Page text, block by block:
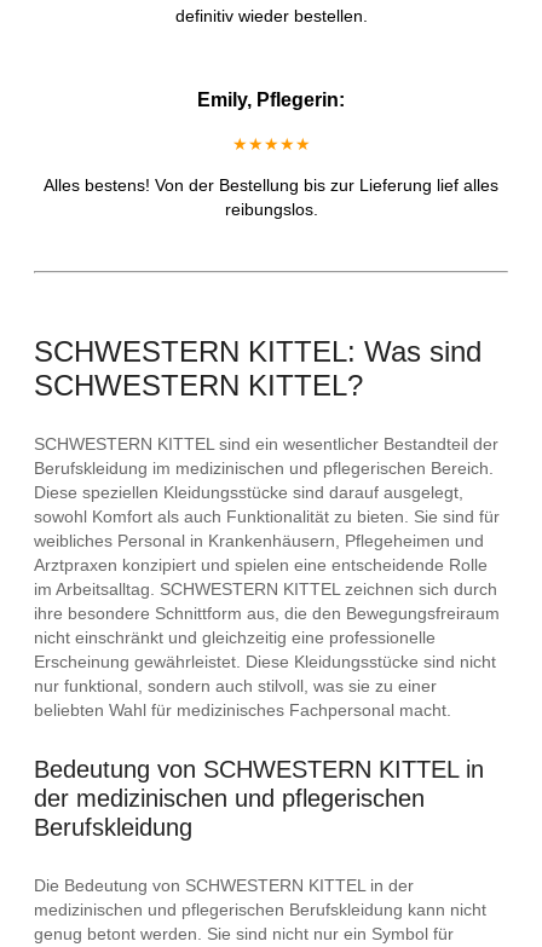
definitiv wieder bestellen.
Emily, Pflegerin:
★★★★★
Alles bestens! Von der Bestellung bis zur Lieferung lief alles
reibungslos.
SCHWESTERN KITTEL: Was sind
SCHWESTERN KITTEL?
SCHWESTERN KITTEL sind ein wesentlicher Bestandteil der
Berufskleidung im medizinischen und pflegerischen Bereich.
Diese speziellen Kleidungsstücke sind darauf ausgelegt,
sowohl Komfort als auch Funktionalität zu bieten. Sie sind für
weibliches Personal in Krankenhäusern, Pflegeheimen und
Arztpraxen konzipiert und spielen eine entscheidende Rolle
im Arbeitsalltag. SCHWESTERN KITTEL zeichnen sich durch
ihre besondere Schnittform aus, die den Bewegungsfreiraum
nicht einschränkt und gleichzeitig eine professionelle
Erscheinung gewährleistet. Diese Kleidungsstücke sind nicht
nur funktional, sondern auch stilvoll, was sie zu einer
beliebten Wahl für medizinisches Fachpersonal macht.
Bedeutung von SCHWESTERN KITTEL in
der medizinischen und pflegerischen
Berufskleidung
Die Bedeutung von SCHWESTERN KITTEL in der
medizinischen und pflegerischen Berufskleidung kann nicht
genug betont werden. Sie sind nicht nur ein Symbol für